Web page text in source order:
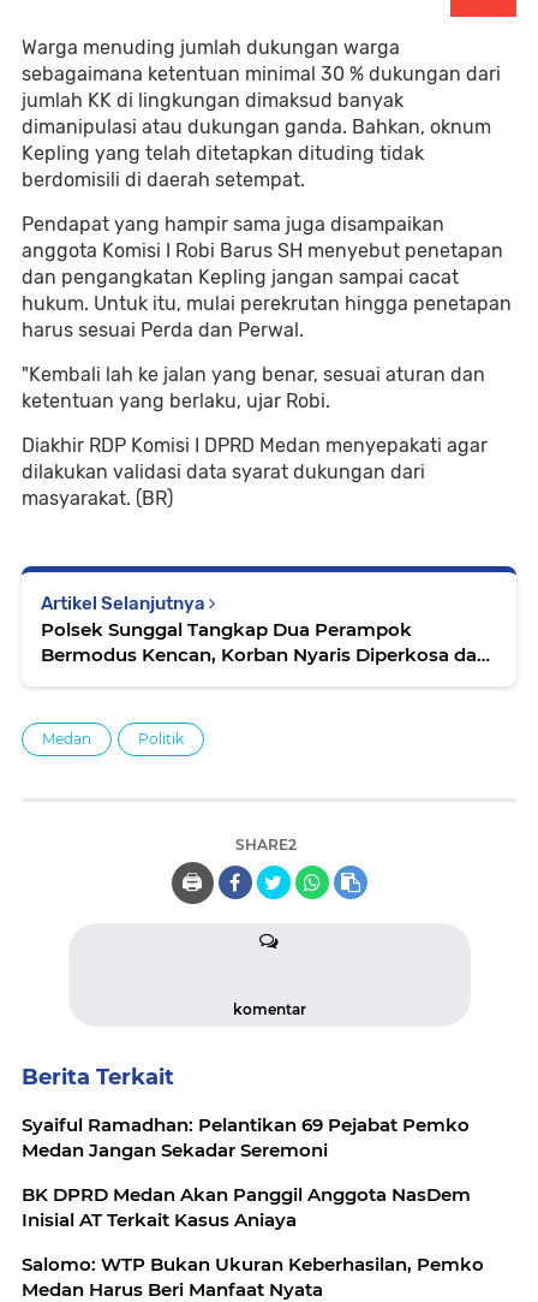
Warga menuding jumlah dukungan warga
sebagaimana ketentuan minimal 30 % dukungan dari
jumlah KK di lingkungan dimaksud banyak
dimanipulasi atau dukungan ganda. Bahkan, oknum
Kepling yang telah ditetapkan dituding tidak
berdomisili di daerah setempat.
Pendapat yang hampir sama juga disampaikan
anggota Komisi I Robi Barus SH menyebut penetapan
dan pengangkatan Kepling jangan sampai cacat
hukum. Untuk itu, mulai perekrutan hingga penetapan
harus sesuai Perda dan Perwal.
"Kembali lah ke jalan yang benar, sesuai aturan dan
ketentuan yang berlaku, ujar Robi.
Diakhir RDP Komisi I DPRD Medan menyepakati agar
dilakukan validasi data syarat dukungan dari
masyarakat. (BR)
Artikel Selanjutnya
Polsek Sunggal Tangkap Dua Perampok
Bermodus Kencan, Korban Nyaris Diperkosa dan
Medan Politik
SHARE2
🖨️
komentar
Berita Terkait
Syaiful Ramadhan: Pelantikan 69 Pejabat Pemko
Medan Jangan Sekadar Seremoni
BK DPRD Medan Akan Panggil Anggota NasDem
Inisial AT Terkait Kasus Aniaya
Salomo: WTP Bukan Ukuran Keberhasilan, Pemko
Medan Harus Beri Manfaat Nyata